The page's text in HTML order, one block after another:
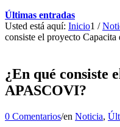
Últimas entradas
Usted está aquí: Inicio1 /
consiste el proyecto
¿En qué consiste
APASCOVI?
0 Comentarios/en Noticia,